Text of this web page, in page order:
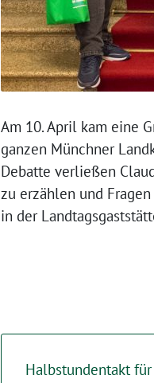
Am 10. April kam eine
ganzen Münchner
Debatte verließen
zu erzählen und
in der
Halbstundentakt